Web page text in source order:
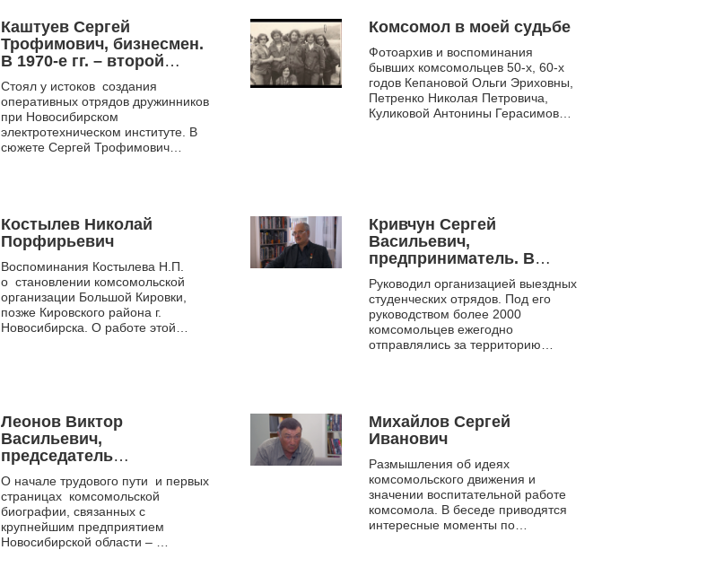
Новосибирского обкома
ВЛКСМ.
Каштуев Сергей
Трофимович, бизнесмен.
В 1970-е гг. – второй
секретарь Ленинского РК
ВЛКСМ, первый
секретарь Ленинского РК
ВЛКСМ.
Стоял у истоков создания
оперативных отрядов дружинников
при Новосибирском
электротехническом институте. В
сюжете Сергей Трофимович
Комсомол в моей судьбе
Фотоархив и воспоминания
бывших комсомольцев 50-х, 60-х
годов Кепановой Ольги Эриховны,
Петренко Николая Петровича,
Куликовой Антонины Герасимовны
Костылев Николай
Порфирьевич
Воспоминания Костылева Н.П.
о становлении комсомольской
организации Большой Кировки,
позже Кировского района г.
Новосибирска. О работе этой
Кривчун Сергей
Васильевич,
предприниматель. В
1981-1985 гг. –
заместитель командира
новосибирского
областного штаба
студенческих отрядов
Руководил организацией выездных
студенческих отрядов. Под его
руководством более 2000
комсомольцев ежегодно
отправлялись за территорию
Леонов Виктор
Васильевич,
председатель
Новосибирского
областного совета
ветеранов, в 1976-1983 гг.
– первый секретарь
Кировского райкома
О начале трудового пути и первых
страницах комсомольской
биографии, связанных с
крупнейшим предприятием
Новосибирской области –
Михайлов Сергей
Иванович
Размышления об идеях
комсомольского движения и
значении воспитательной работе
комсомола. В беседе приводятся
интересные моменты по